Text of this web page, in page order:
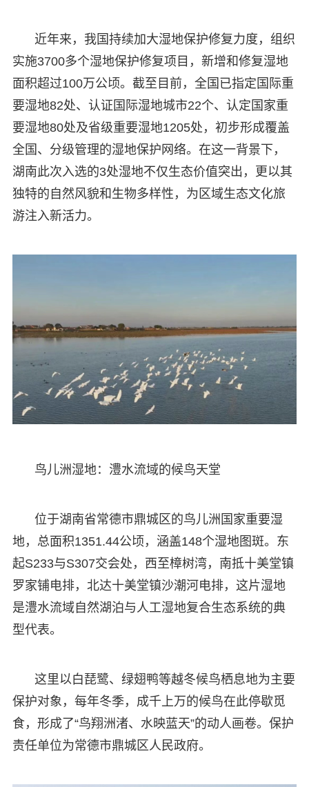
近年来，我国持续加大湿地保护修复力度，组织
实施3700多个湿地保护修复项目，新增和修复湿地
面积超过100万公顷。截至目前，全国已指定国际重
要湿地82处、认证国际湿地城市22个、认定国家重
要湿地80处及省级重要湿地1205处，初步形成覆盖
全国、分级管理的湿地保护网络。在这一背景下，
湖南此次入选的3处湿地不仅生态价值突出，更以其
独特的自然风貌和生物多样性，为区域生态文化旅
游注入新活力。
鸟儿洲湿地：澧水流域的候鸟天堂
位于湖南省常德市鼎城区的鸟儿洲国家重要湿
地，总面积1351.44公顷，涵盖148个湿地图斑。东
起S233与S307交会处，西至樟树湾，南抵十美堂镇
罗家铺电排，北达十美堂镇沙潮河电排，这片湿地
是澧水流域自然湖泊与人工湿地复合生态系统的典
型代表。
这里以白琵鹭、绿翅鸭等越冬候鸟栖息地为主要
保护对象，每年冬季，成千上万的候鸟在此停歇觅
食，形成了“鸟翔洲渚、水映蓝天”的动人画卷。保护
责任单位为常德市鼎城区人民政府。